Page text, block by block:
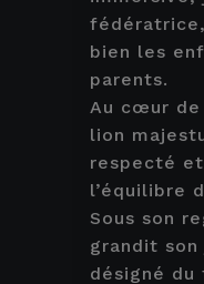
bien les
parents.
Au cœur de
lion
respecté
l’équilibre
Sous son
grandit
désigné du